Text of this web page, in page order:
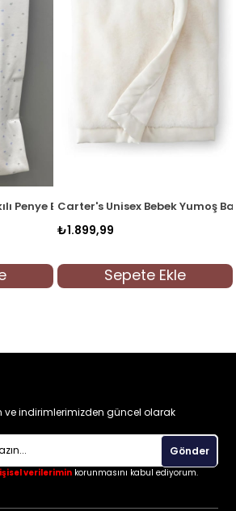
Beyaz-Mavi
Bebek Yumoş Battaniye Beyaz
Ekle
Mojo Bebek Animals
₺499,90
Sepete Ekle
ve indirimlerimizden güncel olarak
Gönder
verilerimin korunmasını kabul ediyorum.